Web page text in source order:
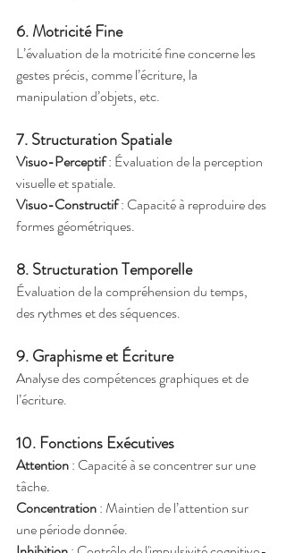
6. Motricité Fine
L’évaluation de la motricité fine concerne les
gestes précis, comme l’écriture, la
manipulation d’objets, etc.
7. Structuration Spatiale
Visuo-Perceptif : Évaluation de la perception
visuelle et spatiale.
Visuo-Constructif : Capacité à reproduire des
formes géométriques.
8. Structuration Temporelle
Évaluation de la compréhension du temps,
des rythmes et des séquences.
9. Graphisme et Écriture
Analyse des compétences graphiques et de
l’écriture.
10. Fonctions Exécutives
Attention : Capacité à se concentrer sur une
tâche.
Concentration : Maintien de l’attention sur
une période donnée.